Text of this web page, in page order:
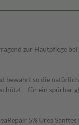
zur Hautpflege
bewahrt so die
– für ein spürbar
5% Urea Sanftes